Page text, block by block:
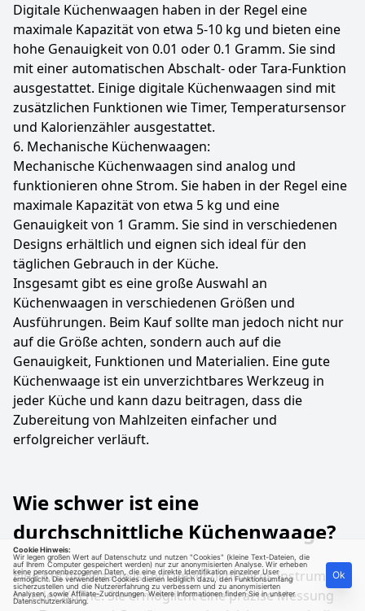
Digitale Küchenwaagen haben in der Regel eine
maximale Kapazität von etwa 5-10 kg und bieten eine
hohe Genauigkeit von 0.01 oder 0.1 Gramm. Sie sind
mit einer automatischen Abschalt- oder Tara-Funktion
ausgestattet. Einige digitale Küchenwaagen sind mit
zusätzlichen Funktionen wie Timer, Temperatursensor
und Kalorienzähler ausgestattet.
6. Mechanische Küchenwaagen:
Mechanische Küchenwaagen sind analog und
funktionieren ohne Strom. Sie haben in der Regel eine
maximale Kapazität von etwa 5 kg und eine
Genauigkeit von 1 Gramm. Sie sind in verschiedenen
Designs erhältlich und eignen sich ideal für den
täglichen Gebrauch in der Küche.
Insgesamt gibt es eine große Auswahl an
Küchenwaagen in verschiedenen Größen und
Ausführungen. Beim Kauf sollte man jedoch nicht nur
auf die Größe achten, sondern auch auf die
Genauigkeit, Funktionen und Materialien. Eine gute
Küchenwaage ist ein unverzichtbares Werkzeug in
jeder Küche und kann dazu beitragen, dass die
Zubereitung von Mahlzeiten einfacher und
erfolgreicher verläuft.
Wie schwer ist eine
durchschnittliche Küchenwaage?
Eine Küchenwaage ist ein unverzichtbares Instrument
in jeder Küche. Sie ermöglicht eine präzise Messung
Cookie Hinweis:
Wir legen großen Wert auf Datenschutz und nutzen "Cookies" (kleine Text-Dateien, die
auf Ihrem Computer gespeichert werden) nur zur anonymisierten Analyse. Wir erheben
keine personenbezogenen Daten, die eine direkte Identifikation einzelner User
ermöglicht. Die verwendeten Cookies dienen lediglich dazu, den Funktionsumfang
sicherzustellen und die Nutzererfahrung zu verbessern und zu anonymisierten
Analysen, sowie Affiliate-Zuordnungen. Weitere Informationen finden Sie in unserer
Datenschutzerklärung.
Ok